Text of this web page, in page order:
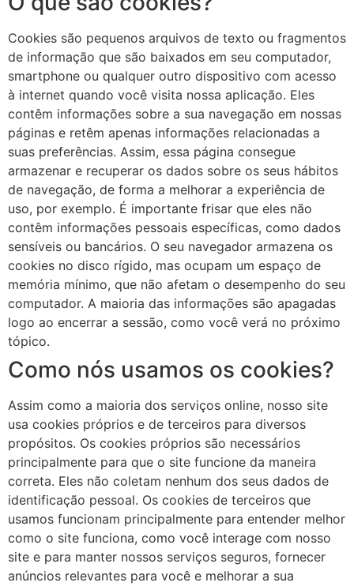
Cookies são pequenos arquivos de texto ou fragmentos
de informação que são baixados em seu computador,
smartphone ou qualquer outro dispositivo com acesso
à internet quando você visita nossa aplicação. Eles
contêm informações sobre a sua navegação em nossas
páginas e retêm apenas informações relacionadas a
suas preferências. Assim, essa página consegue
armazenar e recuperar os dados sobre os seus hábitos
de navegação, de forma a melhorar a experiência de
uso, por exemplo. É importante frisar que eles não
contêm informações pessoais específicas, como dados
sensíveis ou bancários. O seu navegador armazena os
cookies no disco rígido, mas ocupam um espaço de
memória mínimo, que não afetam o desempenho do seu
computador. A maioria das informações são apagadas
logo ao encerrar a sessão, como você verá no próximo
tópico.
Como nós usamos os cookies?
Assim como a maioria dos serviços online, nosso site
usa cookies próprios e de terceiros para diversos
propósitos. Os cookies próprios são necessários
principalmente para que o site funcione da maneira
correta. Eles não coletam nenhum dos seus dados de
identificação pessoal. Os cookies de terceiros que
usamos funcionam principalmente para entender melhor
como o site funciona, como você interage com nosso
site e para manter nossos serviços seguros, fornecer
anúncios relevantes para você e melhorar a sua